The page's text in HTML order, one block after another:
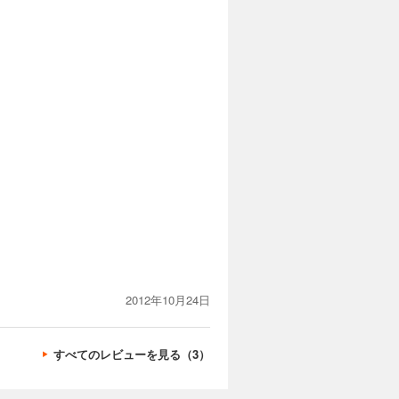
2012年10月24日
すべてのレビューを見る（3）